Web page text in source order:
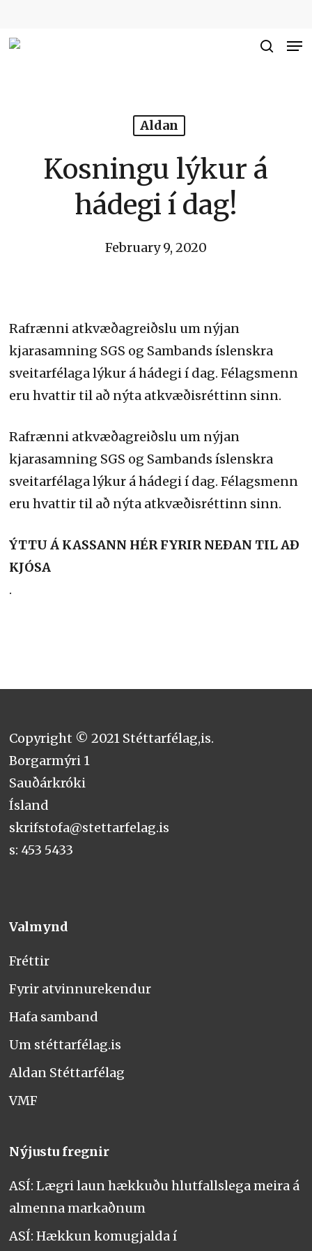
Aldan
Kosningu lýkur á
hádegi í dag!
February 9, 2020
Rafrænni atkvæðagreiðslu um nýjan
kjarasamning SGS og Sambands íslenskra
sveitarfélaga lýkur á hádegi í dag. Félagsmenn
eru hvattir til að nýta atkvæðisréttinn sinn.
Rafrænni atkvæðagreiðslu um nýjan
kjarasamning SGS og Sambands íslenskra
sveitarfélaga lýkur á hádegi í dag. Félagsmenn
eru hvattir til að nýta atkvæðisréttinn sinn.
ÝTTU Á KASSANN HÉR FYRIR NEÐAN TIL AÐ
KJÓSA
.
Copyright © 2021 Stéttarfélag,is.
Borgarmýri 1
Sauðárkróki
Ísland
skrifstofa@stettarfelag.is
s: 453 5433
Valmynd
Fréttir
Fyrir atvinnurekendur
Hafa samband
Um stéttarfélag.is
Aldan Stéttarfélag
VMF
Nýjustu fregnir
ASÍ: Lægri laun hækkuðu hlutfallslega meira á
almenna markaðnum
ASÍ: Hækkun komugjalda í
Close